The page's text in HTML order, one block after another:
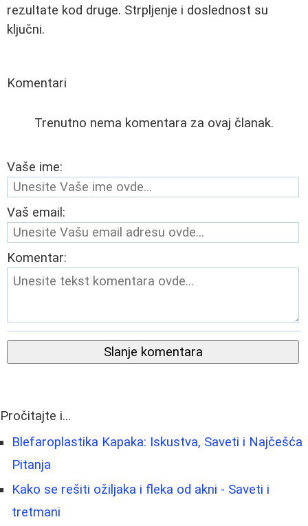
rezultate kod druge. Strpljenje i doslednost su
ključni.
Komentari
Trenutno nema komentara za ovaj članak.
Vaše ime:
Vaš email:
Komentar:
Slanje komentara
Pročitajte i...
Blefaroplastika Kapaka: Iskustva, Saveti i Najčešća
Pitanja
Kako se rešiti ožiljaka i fleka od akni - Saveti i
tretmani